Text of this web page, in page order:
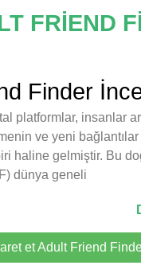
FRIEND
Finder
platformlar, insanlar
ve yeni bağlantılar
haline gelmiştir. Bu
dünya geneli
et Adult Friend